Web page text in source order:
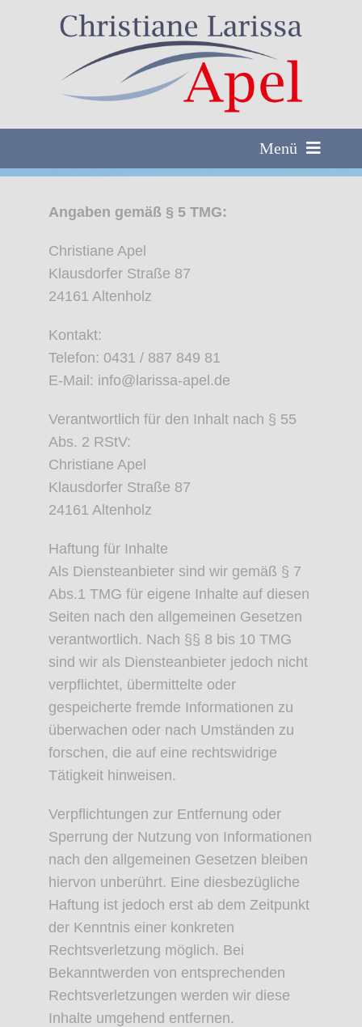
Menü
Aktuelles
Termine
Meine Themen
Kontakt
Angaben gemäß § 5 TMG:
Christiane Apel
Klausdorfer Straße 87
24161 Altenholz
Kontakt:
Telefon: 0431 / 887 849 81
E-Mail: info@larissa-apel.de
Verantwortlich für den Inhalt nach § 55
Abs. 2 RStV:
Christiane Apel
Klausdorfer Straße 87
24161 Altenholz
Haftung für Inhalte
Als Diensteanbieter sind wir gemäß § 7
Abs.1 TMG für eigene Inhalte auf diesen
Seiten nach den allgemeinen Gesetzen
verantwortlich. Nach §§ 8 bis 10 TMG
sind wir als Diensteanbieter jedoch nicht
verpflichtet, übermittelte oder
gespeicherte fremde Informationen zu
überwachen oder nach Umständen zu
forschen, die auf eine rechtswidrige
Tätigkeit hinweisen.
Verpflichtungen zur Entfernung oder
Sperrung der Nutzung von Informationen
nach den allgemeinen Gesetzen bleiben
hiervon unberührt. Eine diesbezügliche
Haftung ist jedoch erst ab dem Zeitpunkt
der Kenntnis einer konkreten
Rechtsverletzung möglich. Bei
Bekanntwerden von entsprechenden
Rechtsverletzungen werden wir diese
Inhalte umgehend entfernen.